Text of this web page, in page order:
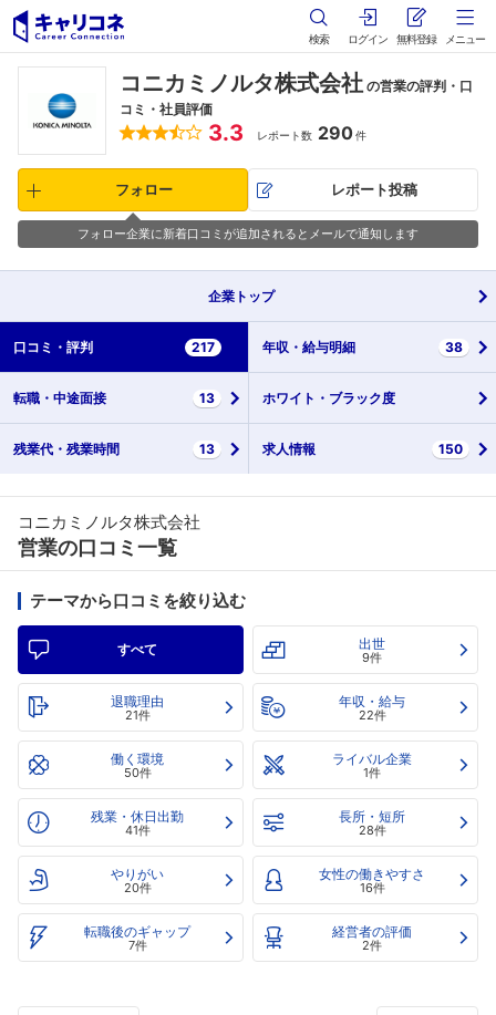
検索 ログイン 無料登録 メニュー
コニカミノルタ株式会社 の営業の評判・口
コミ・社員評価
3.3 レポート数 290件
フォロー レポート投稿
フォロー企業に新着口コミが追加されるとメールで通知します
企業 トップ
口コミ・ 評判 217 年収・ 給与明細 38
転職・ 中途面接 13 ホワイト・ ブラック度
残業代・ 残業時間 13 求人情報 150
コニカミノルタ株式会社
営業の口コミ一覧
テーマから口コミを絞り込む
すべて 出世
9件
退職理由
21件
年収・給与
22件
働く環境
50件
ライバル企業
1件
残業・休日出勤
41件
長所・短所
28件
やりがい
20件
女性の働きやすさ
16件
転職後のギャップ
7件
経営者の評価
2件